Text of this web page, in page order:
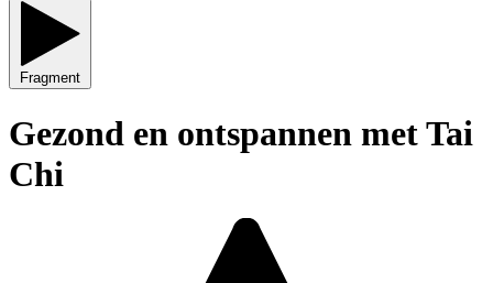
Fragment
Gezond en ontspannen met Tai
Chi